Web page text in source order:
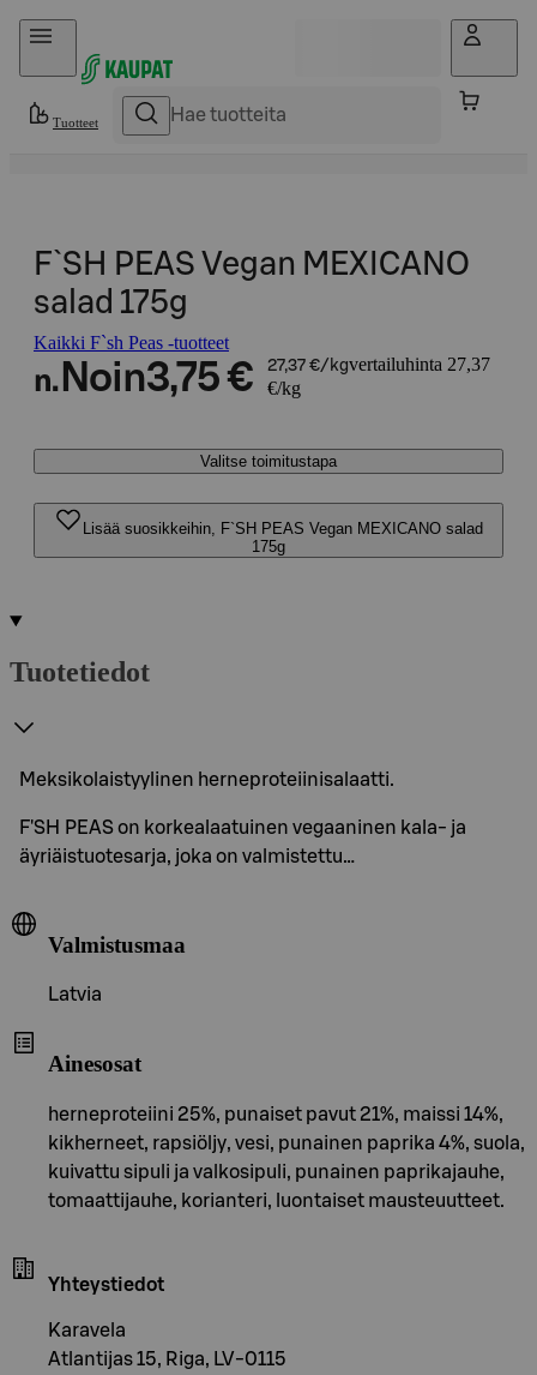
Hyppää sisältöön
Tuotteet
F`SH PEAS Vegan MEXICANO
salad 175g
Kaikki F`sh Peas -tuotteet
n. Noin3,75 € 27,37 €/kgvertailuhinta 27,37
€/kg
Valitse toimitustapa
Lisää suosikkeihin, F`SH PEAS Vegan MEXICANO salad
175g
Tuotetiedot
Meksikolaistyylinen herneproteiinisalaatti.
F'SH PEAS on korkealaatuinen vegaaninen kala- ja
äyriäistuotesarja, joka on valmistettu…
Valmistusmaa
Latvia
Ainesosat
herneproteiini 25%, punaiset pavut 21%, maissi 14%,
kikherneet, rapsiöljy, vesi, punainen paprika 4%, suola,
kuivattu sipuli ja valkosipuli, punainen paprikajauhe,
tomaattijauhe, korianteri, luontaiset mausteuutteet.
Yhteystiedot
Karavela
Atlantijas 15, Riga, LV-0115